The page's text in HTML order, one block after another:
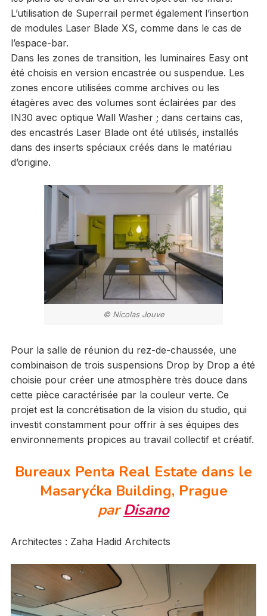
L’utilisation de Superrail permet également l’insertion
de modules Laser Blade XS, comme dans le cas de
l’espace-bar.
Dans les zones de transition, les luminaires Easy ont
été choisis en version encastrée ou suspendue. Les
zones encore utilisées comme archives ou les
étagères avec des volumes sont éclairées par des
IN30 avec optique Wall Washer ; dans certains cas,
des encastrés Laser Blade ont été utilisés, installés
dans des inserts spéciaux créés dans le matériau
d’origine.
© Nicolas Jouve
Pour la salle de réunion du rez-de-chaussée, une
combinaison de trois suspensions Drop by Drop a été
choisie pour créer une atmosphère très douce dans
cette pièce caractérisée par la couleur verte. Ce
projet est la concrétisation de la vision du studio, qui
investit constamment pour offrir à ses équipes des
environnements propices au travail collectif et créatif.
Bureaux Penta Real Estate dans le
Masaryćka Building, Prague
parDisano
Architectes : Zaha Hadid Architects